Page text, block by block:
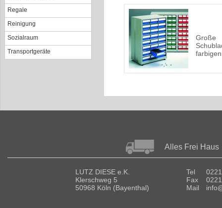
Regale
Reinigung
Sozialraum
Transportgeräte
Große
Alles Frei Haus
LUTZ DIESE e.K.
Klerschweg 5
50968 Köln (Bayenthal)
Tel
Fax
Mail